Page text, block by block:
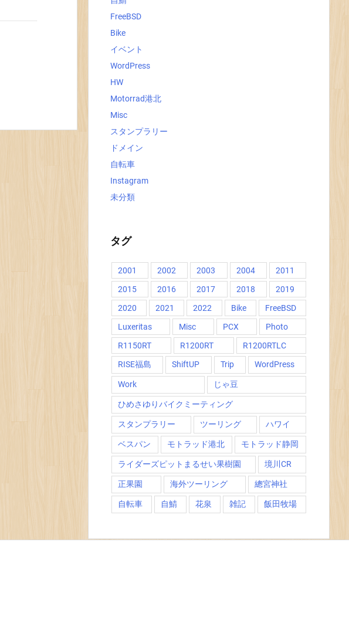
FreeBSD
Bike
イベント
WordPress
HW
Motorrad港北
Misc
スタンプラリー
ドメイン
自転車
Instagram
未分類
タグ
2001 2002 2003 2004
2011
2015
2016 2017 2018
2019
2020
2021 2022 Bike
FreeBSD
Luxeritas
Misc PCX
Photo
R1150RT
R1200RT
R1200RTLC
RISE福島
ShiftUP Trip WordPress
Work じゃ豆
ひめさゆりバイクミーティング
スタンプラリー ツーリング ハワイ
ベスパン モトラッド港北 モトラッド静岡
ライダーズピットまるせい果樹園 境川CR
正果園 海外ツーリング 總宮神社
自転車 自鯖 花泉 雑記 飯田牧場